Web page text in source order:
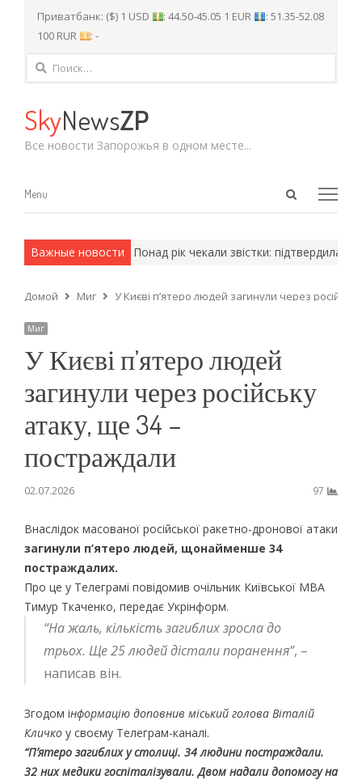
Приватбанк: ($) 1 USD : 44.50-45.05 1 EUR
: 51.35-52.08
100 RUR
: -
Найти:
SkyNewsZP
Все новости Запорожья в одном месте...
Open
Menu
Menu
Важные новости
методы. Понад рік чекали звістки: підтвердилась
Домой Миг У Києві п’ятеро людей загинули через
Миг
У Києві п’ятеро людей
загинули через російську
атаку, ще 34 –
постраждали
02.07.2026 97
Внаслідок масованої російської ракетно-дронової атаки
загинули п’ятеро людей, щонайменше 34
постраждалих.
Про це у Телеграмі повідомив очільник Київської МВА
Тимур Ткаченко, передає Укрінформ.
“На жаль, кількість загиблих зросла до
трьох. Ще 25 людей дістали поранення”, –
написав він.
Згодом інформацію доповнив міський голова Віталій
Кличкоу своєму Телеграм-каналі.
“Пʼятеро загиблих у столиці. 34 людини постраждали.
32 них медики госпіталізували. Двом надали допомогу на